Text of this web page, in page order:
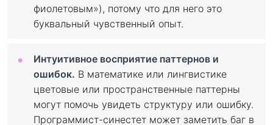
фиолетовым»), потому что для него это
буквальный чувственный опыт.
Интуитивное восприятие паттернов и
ошибок. В математике или лингвистике
цветовые или пространственные паттерны
могут помочь увидеть структуру или ошибку.
Программист-синестет может заметить баг в